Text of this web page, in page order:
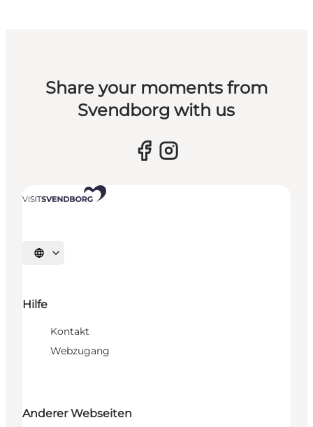
Share your moments from
Svendborg with us
Sprache auswählen
Hilfe
Kontakt
Webzugang
Anderer Webseiten